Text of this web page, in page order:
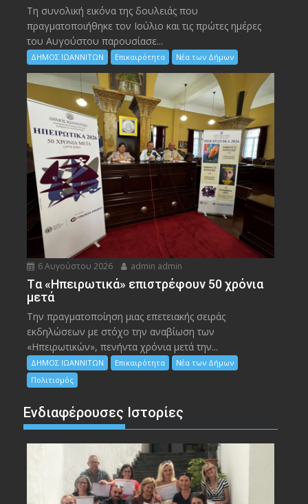
Τη συνολική εικόνα της δουλειάς που
πραγματοποιήθηκε τον Ιούλιο και τις πρώτες ημέρες
του Αυγούστου παρουσίασε...
ΔΗΜΟΣ ΙΩΑΝΝΙΤΩΝ Επικαιρότητα Νέα των Δήμων
6 Αυγούστου 2026 admin admin
Tα «Ηπειρωτικά» επιστρέφουν 50 χρόνια
μετά
Την πραγματοποίηση μιας επετειακής σειράς
εκδηλώσεων με στόχο την αναβίωση των
«Ηπειρωτικών», πενήντα χρόνια μετά την...
ΔΗΜΟΣ ΙΩΑΝΝΙΤΩΝ Επικαιρότητα
Νέα των Δήμων
Πολιτισμός
Ενδιαφέρουσες Ιστορίες